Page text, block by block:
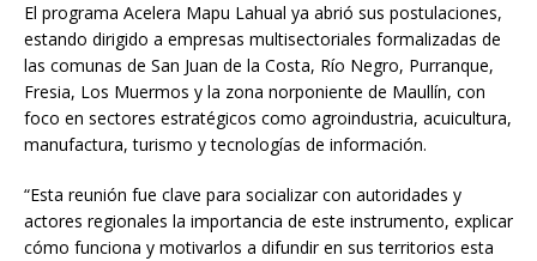
El programa Acelera Mapu Lahual ya abrió sus postulaciones,
estando dirigido a empresas multisectoriales formalizadas de
las comunas de San Juan de la Costa, Río Negro, Purranque,
Fresia, Los Muermos y la zona norponiente de Maullín, con
foco en sectores estratégicos como agroindustria, acuicultura,
manufactura, turismo y tecnologías de información.
“Esta reunión fue clave para socializar con autoridades y
actores regionales la importancia de este instrumento, explicar
cómo funciona y motivarlos a difundir en sus territorios esta